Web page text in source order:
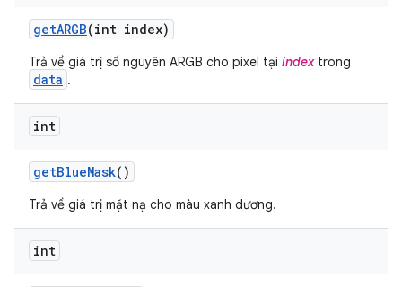
getARGB(int index)
Trả về giá trị số nguyên ARGB cho pixel tại indextrong
data .
int
getBlueMask()
Trả về giá trị mặt nạ cho màu xanh dương.
int